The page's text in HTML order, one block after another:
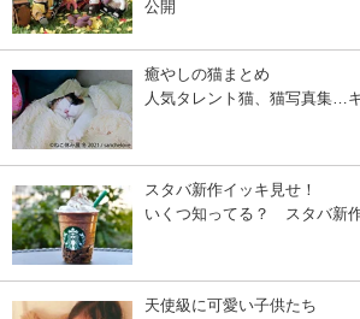
公開
癒やしの猫まとめ
人気タレント猫、猫写真集…
スタバ新作イッキ見せ！
いくつ知ってる？ スタバ新
天使級に可愛い子供たち